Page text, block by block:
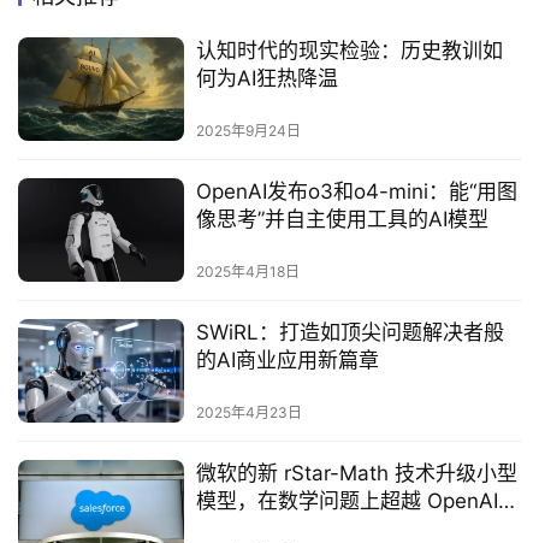
认知时代的现实检验：历史教训如
何为AI狂热降温‌
2025年9月24日
OpenAI发布o3和o4-mini：能“用图
像思考”并自主使用工具的AI模型
2025年4月18日
SWiRL：打造如顶尖问题解决者般
的AI商业应用新篇章
2025年4月23日
微软的新 rStar-Math 技术升级小型
模型，在数学问题上超越 OpenAI